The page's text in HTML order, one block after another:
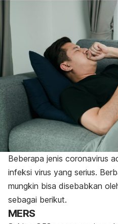
Beberapa jenis coronavirus
infeksi virus yang serius.
mungkin bisa disebabkan
sebagai berikut.
MERS